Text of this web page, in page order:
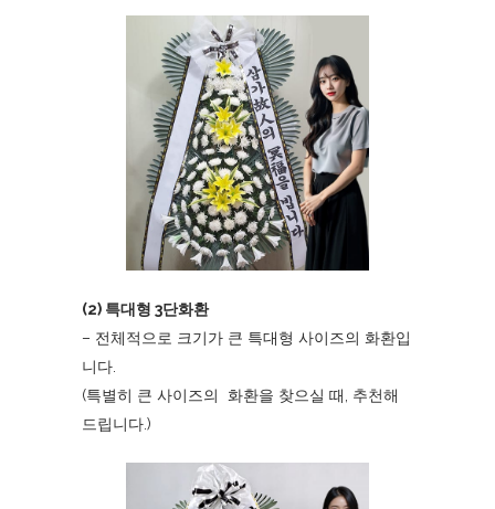
(2) 특대형 3단화환
– 전체적으로 크기가 큰 특대형 사이즈의 화환입
니다.
(특별히 큰 사이즈의 화환을 찾으실 때, 추천해
드립니다.)